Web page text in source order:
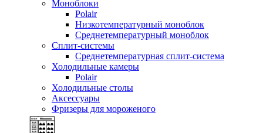
Моноблоки
Polair
Низкотемпературный моноблок
Среднетемпературный моноблок
Сплит-системы
Среднетемпературная сплит-система
Холодильные камеры
Polair
Холодильные столы
Аксессуары
Фризеры для мороженого